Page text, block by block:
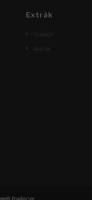
Extrák
Gyártók
Akciók
Irodaszer